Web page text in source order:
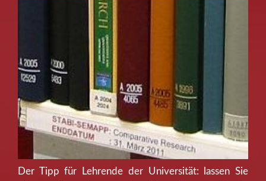
Der Tipp für Lehrende der Universität: lassen Sie